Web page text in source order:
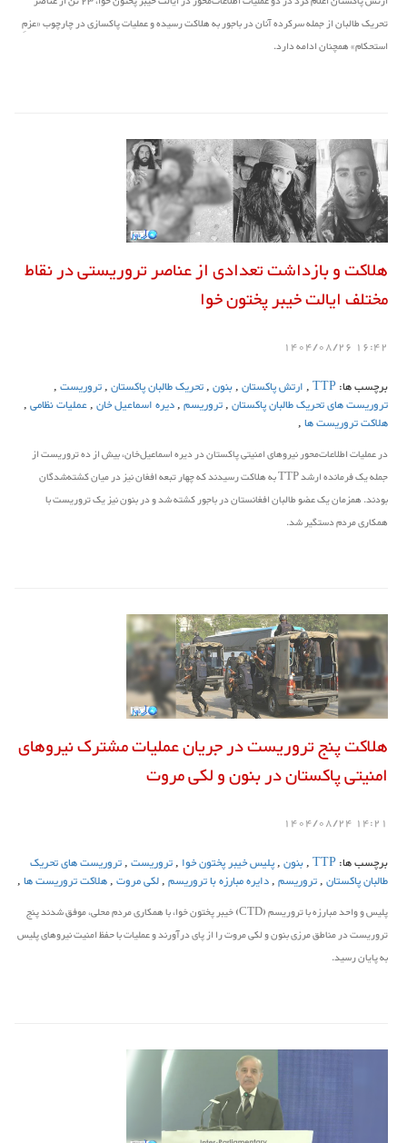
تحریک طالبان از جمله سرکرده آنان در باجور به هلاکت رسیده و عملیات پاکسازی در چارچوب «عزمِ
استحکام» همچنان ادامه دارد.
هلاکت و بازداشت تعدادی از عناصر تروریستی در نقاط
مختلف ایالت خیبر پختون خوا
16:42 1404/08/26
برچسب ها:TTP
,ارتش پاکستان,بنون,تحریک طالبان پاکستان,تروریست,
تروریست های تحریک طالبان پاکستان,تروریسم,دیره اسماعیل خان,عملیات نظامی,
هلاکت تروریست ها,
در عملیات اطلاعات‌محور نیروهای امنیتی پاکستان در دیره اسماعیل‌خان، بیش از ده تروریست از
جمله یک فرمانده ارشد TTP به هلاکت رسیدند که چهار تبعه افغان نیز در میان کشته‌شدگان
بودند. همزمان یک عضو طالبان افغانستان در باجور کشته شد و در بنون نیز یک تروریست با
همکاری مردم دستگیر شد.
هلاکت پنج تروریست در جریان عملیات مشترک نیروهای
امنیتی پاکستان در بنون و لکی مروت
14:21 1404/08/24
برچسب ها:TTP
,بنون,پلیس خیبر پختون خوا ,تروریست,تروریست های تحریک
طالبان پاکستان,تروریسم,دایره مبارزه با تروریسم,لکی مروت,هلاکت تروریست ها,
پلیس و واحد مبارزه با تروریسم (CTD) خیبر پختون خوا، با همکاری مردم محلی، موفق شدند پنج
تروریست در مناطق مرزی بنون و لکی مروت را از پای درآورند و عملیات با حفظ امنیت نیروهای پلیس
به پایان رسید.